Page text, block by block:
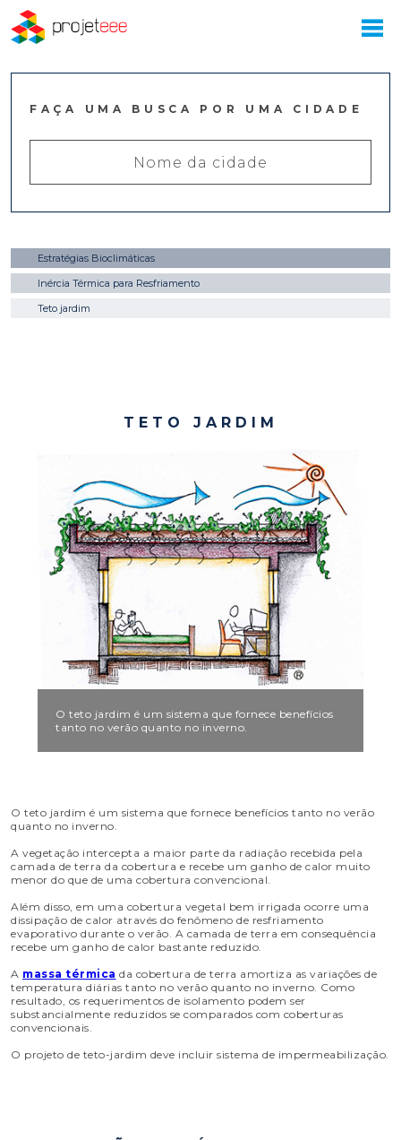
FAÇA UMA BUSCA POR UMA CIDADE
Estratégias Bioclimáticas
Inércia Térmica para Resfriamento
Teto jardim
TETO JARDIM
O teto jardim é um sistema que fornece benefícios
tanto no verão quanto no inverno.
O teto jardim é um sistema que fornece benefícios tanto no verão
quanto no inverno.
A vegetação intercepta a maior parte da radiação recebida pela
camada de terra da cobertura e recebe um ganho de calor muito
menor do que de uma cobertura convencional.
Além disso, em uma cobertura vegetal bem irrigada ocorre uma
dissipação de calor através do fenômeno de resfriamento
evaporativo durante o verão. A camada de terra em consequência
recebe um ganho de calor bastante reduzido.
A massa térmica da cobertura de terra amortiza as variações de
temperatura diárias tanto no verão quanto no inverno. Como
resultado, os requerimentos de isolamento podem ser
substancialmente reduzidos se comparados com coberturas
convencionais.
O projeto de teto-jardim deve incluir sistema de impermeabilização.